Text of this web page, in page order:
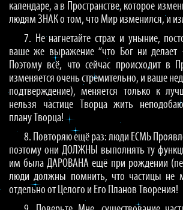
календаре, а в Пространстве, которое
людям ЗНАК о том, что Мир изменился, и
7. Не нагнетайте страх и уныние,
ваше же выражение “что Бог ни
Поэтому всё, что сейчас происходит в
изменяется очень стремительно, и ваше
подтверждение), меняется только к
нельзя частице Творца жить
плану Творца!
8. Повторяю ещё раз: люди ЕСМЬ
поэтому они ДОЛЖНЫ выполнять ту
им была ДАРОВАНА ещё при рождении
люди должны помнить, что частицы не
отдельно от Целого и Его Планов Творения!